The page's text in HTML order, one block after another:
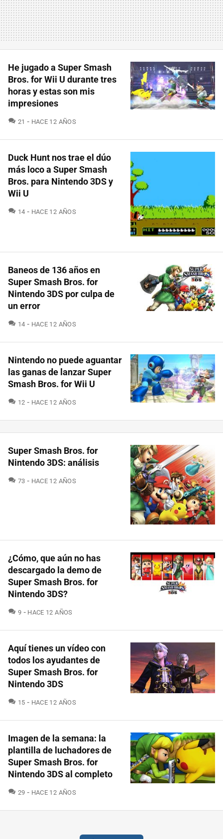
He jugado a Super Smash
Bros. for Wii U durante tres
horas y estas son mis
impresiones
21 COMENTARIOS
HACE 12 AÑOS
Duck Hunt nos trae el dúo
más loco a Super Smash
Bros. para Nintendo 3DS y
Wii U
14 COMENTARIOS
HACE 12 AÑOS
Baneos de 136 años en
Super Smash Bros. for
Nintendo 3DS por culpa de
un error
14 COMENTARIOS
HACE 12 AÑOS
Nintendo no puede aguantar
las ganas de lanzar Super
Smash Bros. for Wii U
12 COMENTARIOS
HACE 12 AÑOS
Super Smash Bros. for
Nintendo 3DS: análisis
73 COMENTARIOS
HACE 12 AÑOS
¿Cómo, que aún no has
descargado la demo de
Super Smash Bros. for
Nintendo 3DS?
9 COMENTARIOS
HACE 12 AÑOS
Aquí tienes un vídeo con
todos los ayudantes de
Super Smash Bros. for
Nintendo 3DS
15 COMENTARIOS
HACE 12 AÑOS
Imagen de la semana: la
plantilla de luchadores de
Super Smash Bros. for
Nintendo 3DS al completo
29 COMENTARIOS
HACE 12 AÑOS